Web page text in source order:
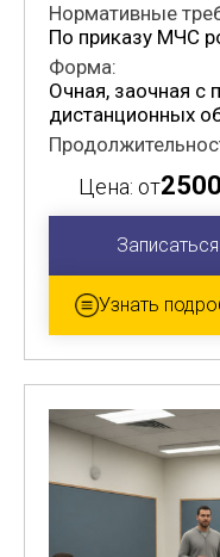
Нормативные
По приказу МЧС
Форма:
Очная, заочная с
дистанционных
Цена: от2500
Записаться
Узнать